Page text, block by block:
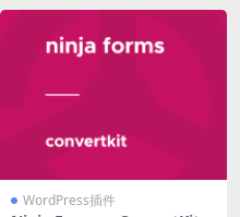
WordPress插件